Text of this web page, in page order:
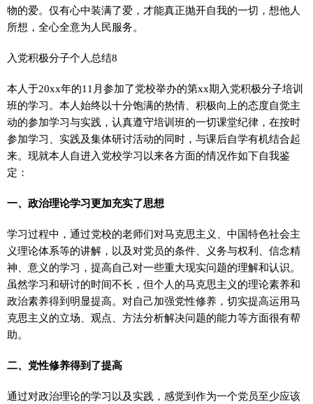
物的爱。仅有心中装满了爱，才能真正抛开自我的一切，想他人
所想，全心全意为人民服务。
入党积极分子个人总结8
本人于20xx年的11月参加了党校举办的第xx期入党积极分子培训
班的学习。本人始终以十分饱满的热情、积极向上的态度自觉主
动的参加学习与实践，认真遵守培训班的一切课堂纪律，在按时
参加学习、实践及集体研讨活动的同时，与课后自学有机结合起
来。现就本人自进入党校学习以来各方面的情况作如下自我鉴
定：
一、政治理论学习更加充实了思想
学习过程中，通过党校的老师们对马克思主义、中国特色社会主
义理论体系等的讲解，以及对党员的条件、义务与权利、信念精
神、意义的学习，提高自己对一些重大现实问题的理解和认识。
虽然学习和研讨的时间不长，但个人的马克思主义的理论素养和
政治素养得到明显提高。对自己加强党性修养，切实提高运用马
克思主义的立场、观点、方法分析解决问题的能力等方面很有帮
助。
二、党性修养得到了提高
通过对政治理论的学习以及实践，感觉到作为一个党员至少应该